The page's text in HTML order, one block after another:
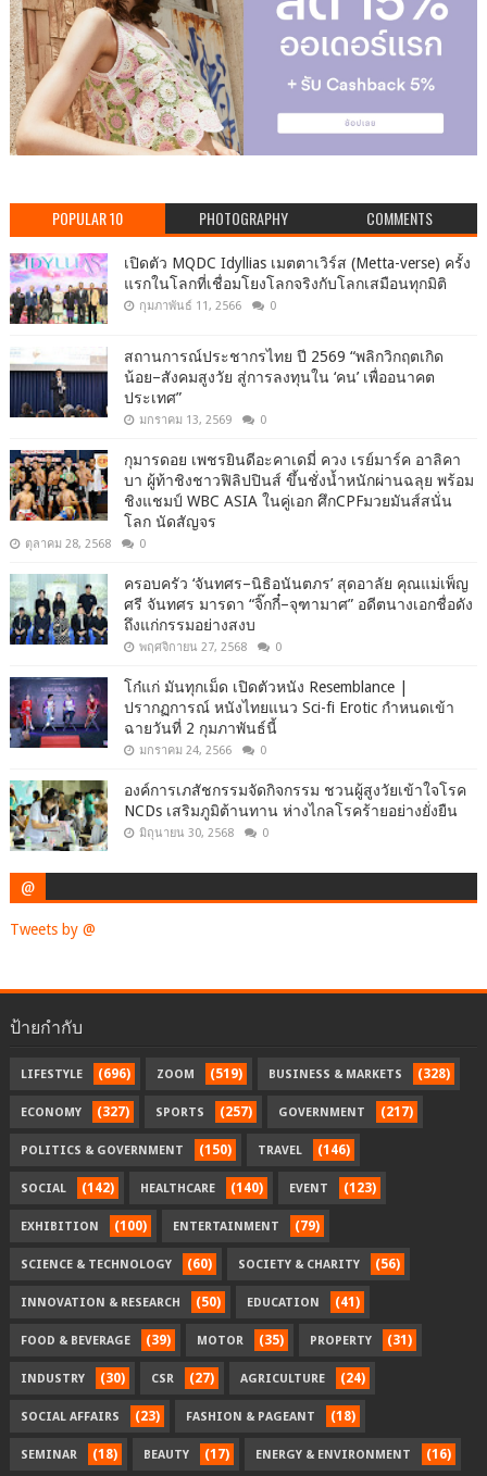
POPULAR 10 PHOTOGRAPHY COMMENTS
เปิดตัว MQDC Idyllias เมตตาเวิร์ส (Metta-verse) ครั้ง
แรกในโลกที่เชื่อมโยงโลกจริงกับโลกเสมือนทุกมิติ
กุมภาพันธ์ 11, 2566 0
สถานการณ์ประชากรไทย ปี 2569 “พลิกวิกฤตเกิด
น้อย–สังคมสูงวัย สู่การลงทุนใน ‘คน’ เพื่ออนาคต
ประเทศ”
มกราคม 13, 2569 0
กุมารดอย เพชรยินดีอะคาเดมี่ ควง เรย์มาร์ค อาลิคา
บา ผู้ท้าชิงชาวฟิลิปปินส์ ขึ้นชั่งน้ำหนักผ่านฉลุย พร้อม
ชิงแชมป์ WBC ASIA ในคู่เอก ศึกCPFมวยมันส์สนั่น
โลก นัดสัญจร
ตุลาคม 28, 2568 0
ครอบครัว ‘จันทศร–นิธิอนันตภร’ สุดอาลัย คุณแม่เพ็ญ
ศรี จันทศร มารดา “จิ๊กกี๋–จุฑามาศ” อดีตนางเอกชื่อดัง
ถึงแก่กรรมอย่างสงบ
พฤศจิกายน 27, 2568 0
โก๋แก่ มันทุกเม็ด เปิดตัวหนัง Resemblance |
ปรากฏการณ์ หนังไทยแนว Sci-fi Erotic กำหนดเข้า
ฉายวันที่ 2 กุมภาพันธ์นี้
มกราคม 24, 2566 0
องค์การเภสัชกรรมจัดกิจกรรม ชวนผู้สูงวัยเข้าใจโรค
NCDs เสริมภูมิต้านทาน ห่างไกลโรคร้ายอย่างยั่งยืน
มิถุนายน 30, 2568 0
@
Tweets by @
ป้ายกำกับ
LIFESTYLE (696) ZOOM (519) BUSINESS & MARKETS (328)
ECONOMY (327) SPORTS (257) GOVERNMENT (217)
POLITICS & GOVERNMENT (150) TRAVEL (146)
SOCIAL (142) HEALTHCARE (140) EVENT (123)
EXHIBITION (100) ENTERTAINMENT (79)
SCIENCE & TECHNOLOGY (60) SOCIETY & CHARITY (56)
INNOVATION & RESEARCH (50) EDUCATION (41)
FOOD & BEVERAGE (39) MOTOR (35) PROPERTY (31)
INDUSTRY (30) CSR (27) AGRICULTURE (24)
SOCIAL AFFAIRS (23) FASHION & PAGEANT (18)
SEMINAR (18) BEAUTY (17) ENERGY & ENVIRONMENT (16)